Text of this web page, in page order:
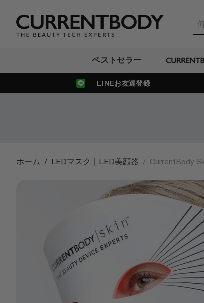
ベストセラー
LINEお友達登録
ホーム / LEDマスク｜LED美顔器 / CurrentBody